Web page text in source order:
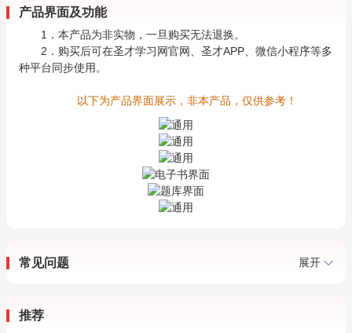
产品界面及功能
1．本产品为非实物，一旦购买无法退换。
2．购买后可在圣才学习网官网、圣才APP、微信小程序等多
种平台同步使用。
以下为产品界面展示，非本产品，仅供参考！
常见问题 展开
推荐